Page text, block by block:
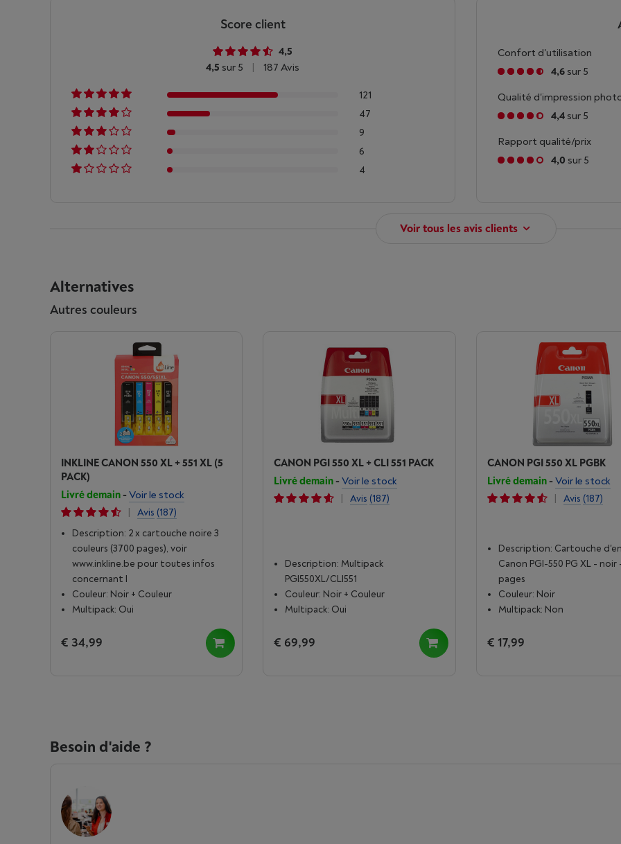
Score client
4,5
4,5 sur 5 | 187 Avis
121
47
9
6
4
Confort d'utilisation
4,6 sur 5
Qualité d'impression
4,4 sur 5
Rapport qualité/prix
4,0 sur 5
Voir tous les avis clients
Alternatives
Autres couleurs
INKLINE CANON 550 XL + 551 XL (5
PACK)
Livré demain- Voir le stock
|
Avis (187)
Description: 2 x cartouche noire 3
couleurs (3700 pages), voir
www.inkline.be pour toutes infos
concernant l
Couleur: Noir + Couleur
Multipack: Oui
€ 34,99
CANON PGI 550 XL + CLI 551 PACK
Livré demain-Voir le stock
|
Avis (187)
Description: Multipack
PGI550XL/CLI551
Couleur: Noir + Couleur
Multipack: Oui
€ 69,99
CANON PGI 550 XL PGBK
Livré demain- Voir le stock
|
Avis (187)
Description: Cartouche
Canon PGI-550 PG XL - noir
pages
Couleur: Noir
Multipack: Non
€ 17,99
Besoin d'aide ?